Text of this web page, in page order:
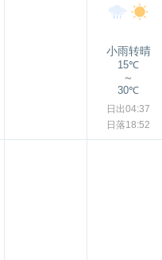
小雨转晴
15℃
～
30℃
日出04:37
日落18:52